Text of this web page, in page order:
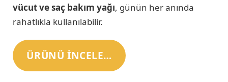
vücut ve saç bakım yağı, günün her anında
rahatlıkla kullanılabilir.
ÜRÜNÜ INCELE…